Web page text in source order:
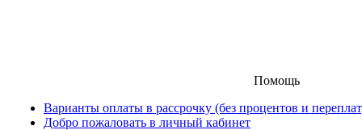
Помощь
Варианты оплаты в рассрочку (без процентов и
Добро пожаловать в личный кабинет